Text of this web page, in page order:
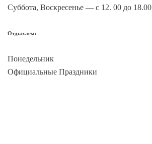
Суббота, Воскресенье — с 12. 00 до 18.00
Отдыхаем:
Понедельник
Официальные Праздники